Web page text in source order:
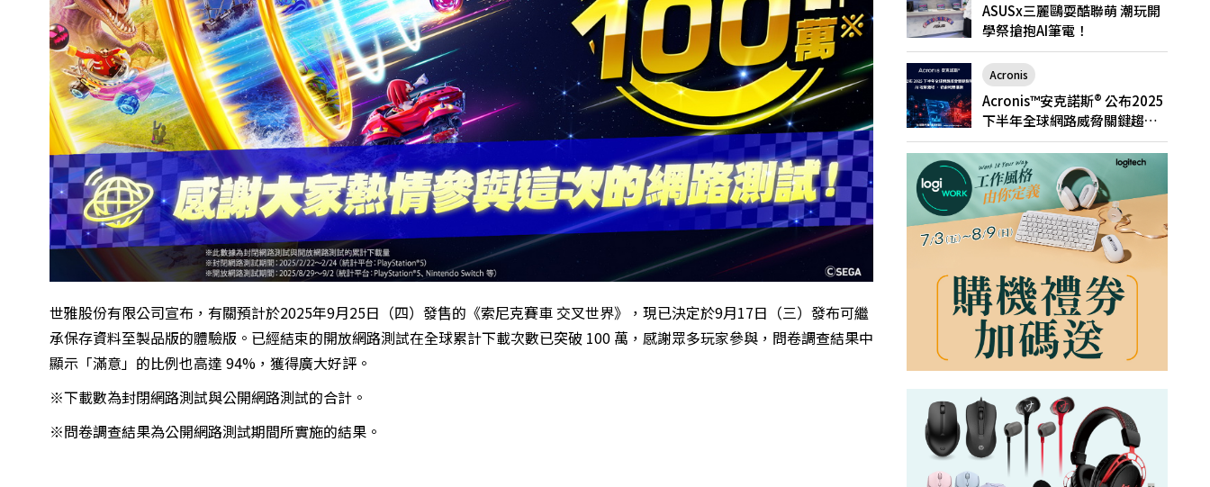
世雅股份有限公司宣布，有關預計於2025年9月25日（四）發售的《索尼克賽車 交叉世界》，現已決定於9月17日（三）發布可繼
承保存資料至製品版的體驗版。已經結束的開放網路測試在全球累計下載次數已突破 100 萬，感謝眾多玩家參與，問卷調查結果中
顯示「滿意」的比例也高達 94%，獲得廣大好評。
※下載數為封閉網路測試與公開網路測試的合計。
※問卷調查結果為公開網路測試期間所實施的結果。
ASUSx三麗鷗耍酷聯萌 潮玩開
學祭搶抱AI筆電！
Acronis
Acronis™安克諾斯® 公布2025
下半年全球網路威脅關鍵趨
勢： AI 攻擊激增、勒索軟體猖
獗